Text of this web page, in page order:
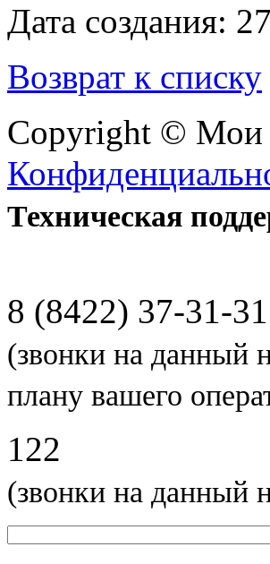
Дата создания:
Возврат к списку
Copyright © Мои
Техническая
8 (8422) 37-31-31
(звонки на данный
плану вашего
122
(звонки на данный